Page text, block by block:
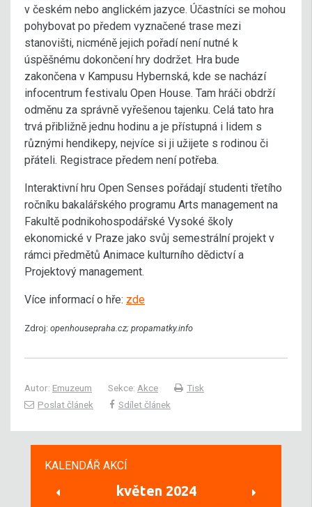
v českém nebo anglickém jazyce. Účastníci se mohou
pohybovat po předem vyznačené trase mezi
stanovišti, nicméně jejich pořadí není nutné k
úspěšnému dokončení hry dodržet. Hra bude
zakončena v Kampusu Hybernská, kde se nachází
infocentrum festivalu Open House. Tam hráči obdrží
odměnu za správně vyřešenou tajenku. Celá tato hra
trvá přibližně jednu hodinu a je přístupná i lidem s
různými hendikepy, nejvíce si ji užijete s rodinou či
přáteli. Registrace předem není potřeba.
Interaktivní hru Open Senses pořádají studenti třetího
ročníku bakalářského programu Arts management na
Fakultě podnikohospodářské Vysoké školy
ekonomické v Praze jako svůj semestrální projekt v
rámci předmětů Animace kulturního dědictví a
Projektový management.
Více informací o hře: zde
Zdroj: openhousepraha.cz; propamatky.info
Autor: Emuzeum Sekce: Akce
Tisk
Poslat článek
Sdílet článek
KALENDÁŘ AKCÍ
květen 2024